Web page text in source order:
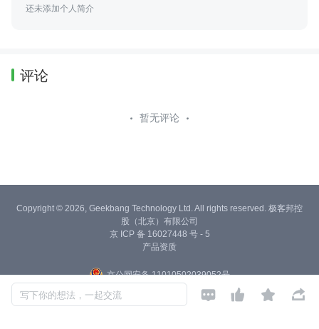
还未添加个人简介
评论
暂无评论
写下你的想法，一起交流    
Copyright © 2026, Geekbang Technology Ltd. All rights reserved. 极客邦控
股（北京）有限公司
京 ICP 备 16027448 号 - 5
产品资质
京公网安备 11010502039052号